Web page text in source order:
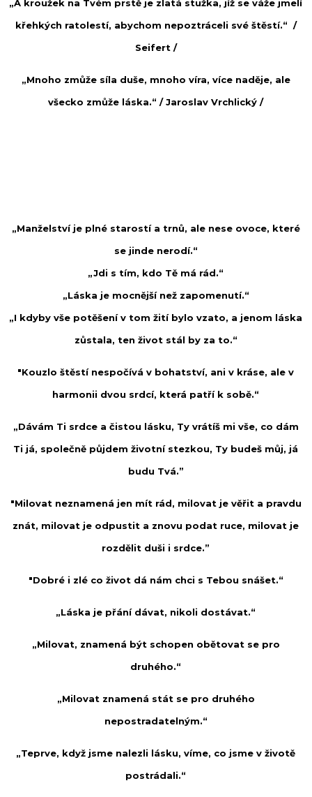
„A kroužek na Tvém prstě je zlatá stužka, jíž se váže jmelí
křehkých ratolestí, abychom nepoztráceli své štěstí.“ /
Seifert /
„Mnoho zmůže síla duše, mnoho víra, více naděje, ale
všecko zmůže láska.“ /Jaroslav Vrchlický /
„Manželství je plné starostí a trnů, ale nese ovoce, které
se jinde nerodí.“
„Jdi s tím, kdo Tě má rád.“
„Láska je mocnější než zapomenutí.“
„I kdyby vše potěšení v tom žití bylo vzato, a jenom láska
zůstala, ten život stál by za to.“
"Kouzlo štěstí nespočívá v bohatství, ani v kráse, ale v
harmonii dvou srdcí, která patří k sobě.“
„Dávám Ti srdce a čistou lásku, Ty vrátíš mi vše, co dám
Ti já, společně půjdem životní stezkou, Ty budeš můj, já
budu Tvá.”
"Milovat neznamená jen mít rád, milovat je věřit a pravdu
znát, milovat je odpustit a znovu podat ruce, milovat je
rozdělit duši i srdce.”
"Dobré i zlé co život dá nám chci s Tebou snášet.“
„Láska je přání dávat, nikoli dostávat.“
„Milovat, znamená být schopen obětovat se pro
druhého.“
„Milovat znamená stát se pro druhého
nepostradatelným.“
„Teprve, když jsme nalezli lásku, víme, co jsme v životě
postrádali.“